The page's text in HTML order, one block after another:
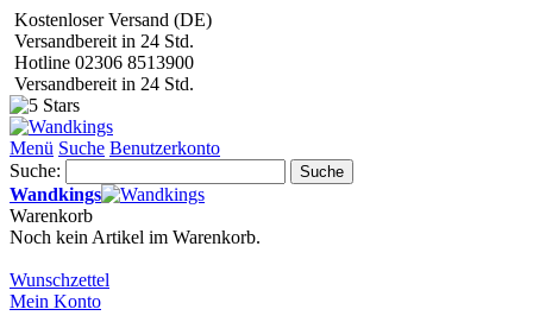
Kostenloser Versand (DE)
Versandbereit in 24 Std.
Hotline 02306 8513900
Versandbereit in 24 Std.
Menü Suche Benutzerkonto
Suche:
Suche
Wandkings
Warenkorb
Noch kein Artikel im Warenkorb.
Wunschzettel
Mein Konto